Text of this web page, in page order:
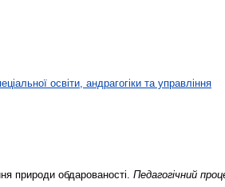
освіти, андрагогіки та управління
природи обдарованості. Педагогічний